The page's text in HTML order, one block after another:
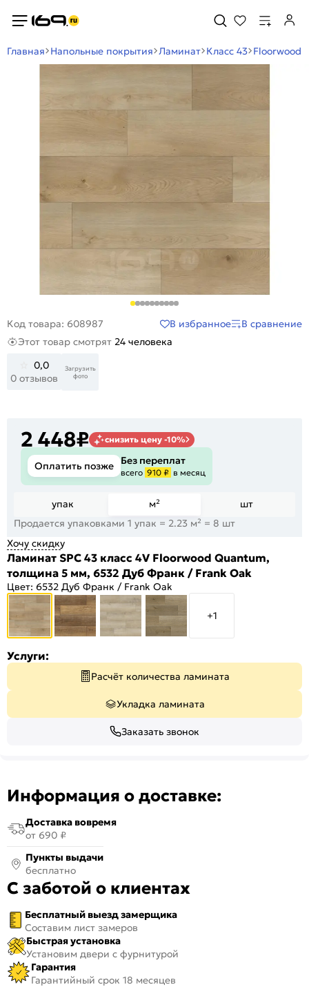
Главная Напольные покрытия Ламинат Класс 43 Floorwood
Код товара: 608987 В избранное
В сравнение
Этот товар смотрят 24 человека
0,0
0 отзывов
Загрузить
фото
2 448₽ снизить цену -10%
Оплатить позже Без переплат
всего 910 ₽ в месяц
упак м²
шт
Продается упаковками 1 упак = 2.23 м² = 8 шт
Хочу скидку
Ламинат SPC 43 класс 4V Floorwood Quantum,
толщина 5 мм, 6532 Дуб Франк / Frank Oak
Цвет: 6532 Дуб Франк / Frank Oak
+1
Услуги:
Расчёт количества ламината
Укладка ламината
Заказать звонок
Информация о доставке:
Доставка вовремя
от 690 ₽
Пункты выдачи
бесплатно
С заботой о клиентах
Бесплатный выезд замерщика
Составим лист замеров
Быстрая установка
Установим двери с фурнитурой
Гарантия
Гарантийный срок 18 месяцев